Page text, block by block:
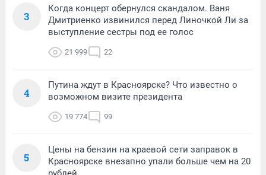
3
Когда концерт обернулся скандалом. Ваня
Дмитриенко извинился перед Линочкой Ли за
выступление сестры под ее голос
21 999 22
4
Путина ждут в Красноярске? Что известно о
возможном визите президента
19 774 99
5
Цены на бензин на краевой сети заправок в
Красноярске внезапно упали больше чем на 20